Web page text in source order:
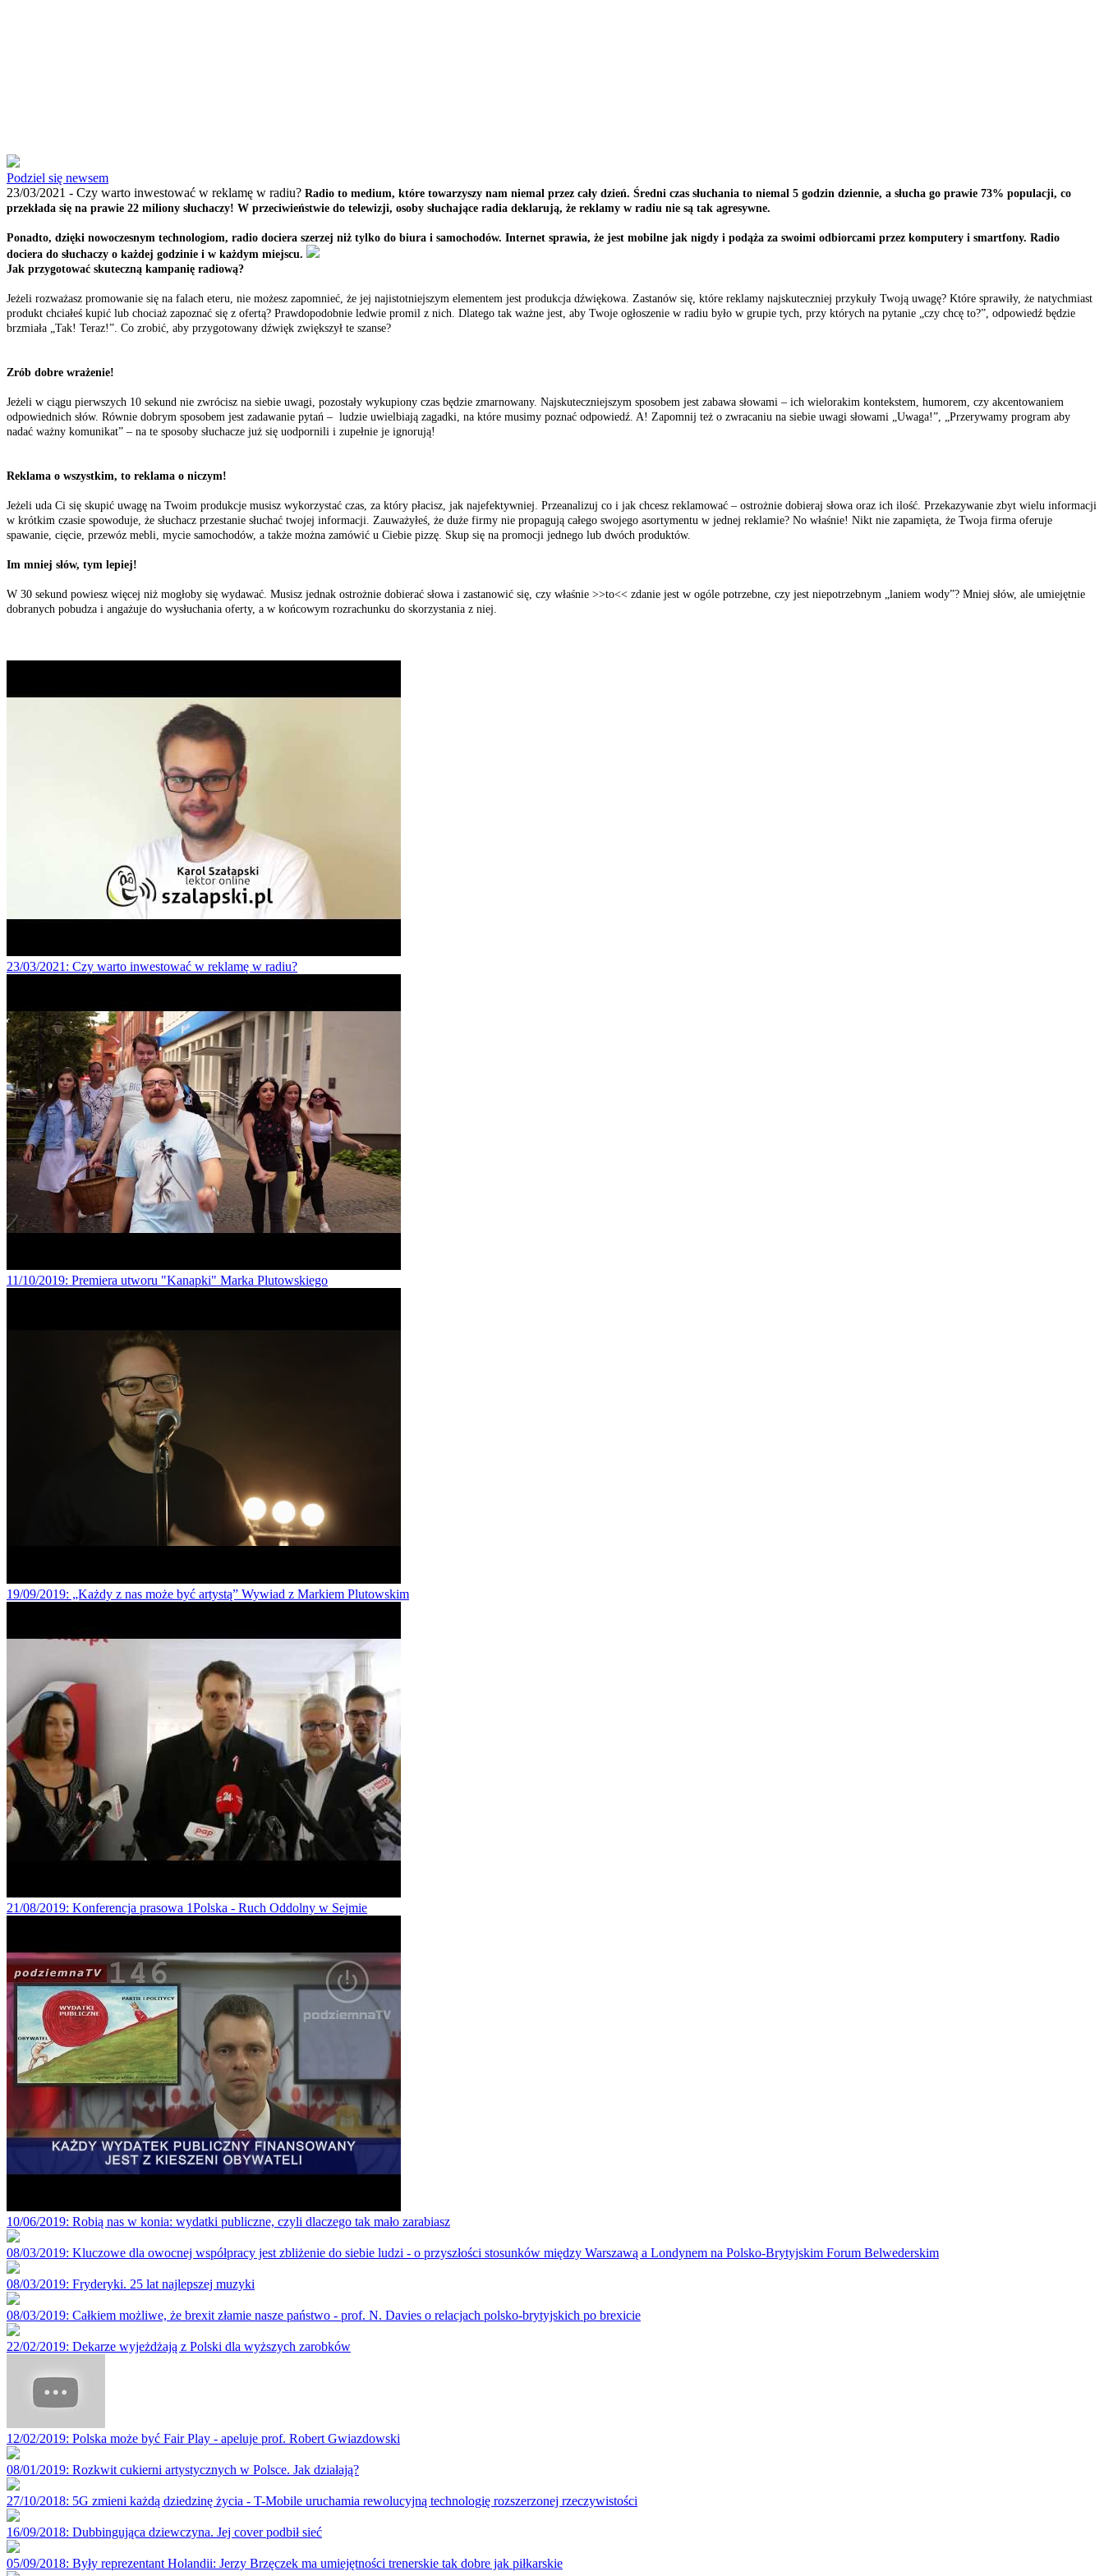
Podziel się newsem
23/03/2021 - Czy warto inwestować w reklamę w radiu? Radio to medium, które towarzyszy nam niemal przez cały dzień. Średni czas słuchania to niemal 5 godzin dziennie, a słucha go prawie 73% populacji, co
przekłada się na prawie 22 miliony słuchaczy! W przeciwieństwie do telewizji, osoby słuchające radia deklarują, że reklamy w radiu nie są tak agresywne.
Ponadto, dzięki nowoczesnym technologiom, radio dociera szerzej niż tylko do biura i samochodów. Internet sprawia, że jest mobilne jak nigdy i podąża za swoimi odbiorcami przez komputery i smartfony. Radio
dociera do słuchaczy o każdej godzinie i w każdym miejscu.
Jak przygotować skuteczną kampanię radiową?
Jeżeli rozważasz promowanie się na falach eteru, nie możesz zapomnieć, że jej najistotniejszym elementem jest produkcja dźwiękowa. Zastanów się, które reklamy najskuteczniej przykuły Twoją uwagę? Które sprawiły, że natychmiast
produkt chciałeś kupić lub chociaż zapoznać się z ofertą? Prawdopodobnie ledwie promil z nich. Dlatego tak ważne jest, aby Twoje ogłoszenie w radiu było w grupie tych, przy których na pytanie „czy chcę to?”, odpowiedź będzie
brzmiała „Tak! Teraz!”. Co zrobić, aby przygotowany dźwięk zwiększył te szanse?
Zrób dobre wrażenie!
Jeżeli w ciągu pierwszych 10 sekund nie zwrócisz na siebie uwagi, pozostały wykupiony czas będzie zmarnowany. Najskuteczniejszym sposobem jest zabawa słowami – ich wielorakim kontekstem, humorem, czy akcentowaniem
odpowiednich słów. Równie dobrym sposobem jest zadawanie pytań – ludzie uwielbiają zagadki, na które musimy poznać odpowiedź. A! Zapomnij też o zwracaniu na siebie uwagi słowami „Uwaga!”, „Przerywamy program aby
nadać ważny komunikat” – na te sposoby słuchacze już się uodpornili i zupełnie je ignorują!
Reklama o wszystkim, to reklama o niczym!
Jeżeli uda Ci się skupić uwagę na Twoim produkcje musisz wykorzystać czas, za który płacisz, jak najefektywniej. Przeanalizuj co i jak chcesz reklamować – ostrożnie dobieraj słowa oraz ich ilość. Przekazywanie zbyt wielu informacji
w krótkim czasie spowoduje, że słuchacz przestanie słuchać twojej informacji. Zauważyłeś, że duże firmy nie propagują całego swojego asortymentu w jednej reklamie? No właśnie! Nikt nie zapamięta, że Twoja firma oferuje
spawanie, cięcie, przewóz mebli, mycie samochodów, a także można zamówić u Ciebie pizzę. Skup się na promocji jednego lub dwóch produktów.
Im mniej słów, tym lepiej!
W 30 sekund powiesz więcej niż mogłoby się wydawać. Musisz jednak ostrożnie dobierać słowa i zastanowić się, czy właśnie >>to<< zdanie jest w ogóle potrzebne, czy jest niepotrzebnym „laniem wody”? Mniej słów, ale umiejętnie
dobranych pobudza i angażuje do wysłuchania oferty, a w końcowym rozrachunku do skorzystania z niej.
23/03/2021 : Czy warto inwestować w reklamę w radiu?
11/10/2019: Premiera utworu "Kanapki" Marka Plutowskiego
19/09/2019: „Każdy z nas może być artystą” Wywiad z Markiem Plutowskim
21/08/2019: Konferencja prasowa 1Polska - Ruch Oddolny w Sejmie
10/06/2019: Robią nas w konia: wydatki publiczne, czyli dlaczego tak mało zarabiasz
08/03/2019: Kluczowe dla owocnej współpracy jest zbliżenie do siebie ludzi - o przyszłości stosunków między Warszawą a Londynem na Polsko-Brytyjskim Forum Belwederskim
08/03/2019: Fryderyki. 25 lat najlepszej muzyki
08/03/2019: Całkiem możliwe, że brexit złamie nasze państwo - prof. N. Davies o relacjach polsko-brytyjskich po brexicie
22/02/2019: Dekarze wyjeżdżają z Polski dla wyższych zarobków
12/02/2019: Polska może być Fair Play - apeluje prof. Robert Gwiazdowski
08/01/2019: Rozkwit cukierni artystycznych w Polsce. Jak działają?
27/10/2018: 5G zmieni każdą dziedzinę życia - T-Mobile uruchamia rewolucyjną technologię rozszerzonej rzeczywistości
16/09/2018: Dubbingująca dziewczyna. Jej cover podbił sieć
05/09/2018: Były reprezentant Holandii: Jerzy Brzęczek ma umiejętności trenerskie tak dobre jak piłkarskie